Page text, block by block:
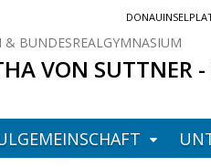
BUNDESREALGYMNASIUM
VON SUTTNER -